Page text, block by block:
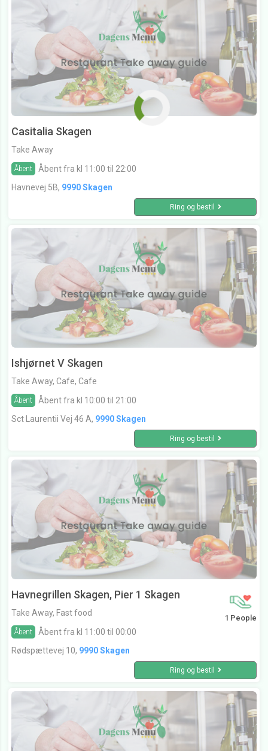
Casitalia Skagen
Take Away
Åbent
Åbent fra kl 11:00 til 22:00
Havnevej 5B, 9990 Skagen
Ring og bestil
Ishjørnet V Skagen
Take Away, Cafe, Cafe
Åbent
Åbent fra kl 10:00 til 21:00
Sct Laurentii Vej 46 A, 9990 Skagen
Ring og bestil
Havnegrillen Skagen, Pier 1 Skagen
Take Away, Fast food
Åbent Åbent fra kl 11:00 til 00:00
1 People
Rødspættevej 10, 9990 Skagen
Ring og bestil